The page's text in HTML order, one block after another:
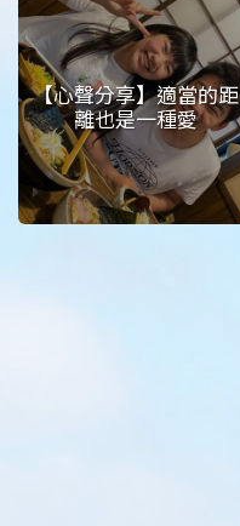
【心聲分享】適當的距
離也是一種愛